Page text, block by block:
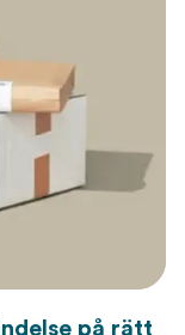
på rätt